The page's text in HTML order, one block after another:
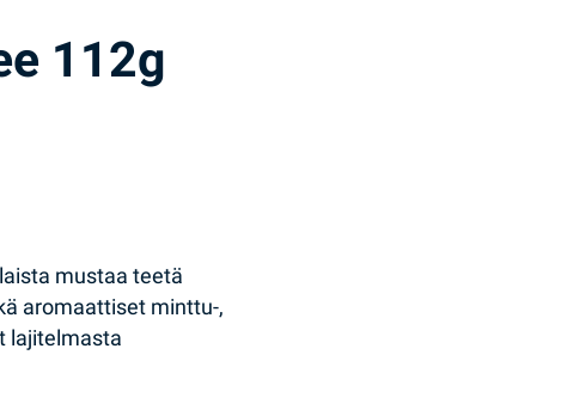
112g
mustaa teetä
aromaattiset minttu-,
lajitelmasta